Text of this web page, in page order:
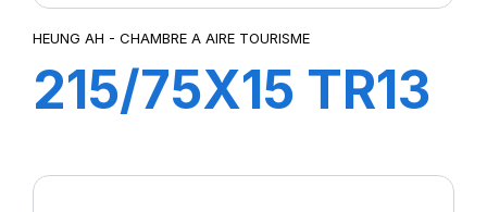
HEUNG AH - CHAMBRE A AIRE TOURISME
215/75X15 TR13